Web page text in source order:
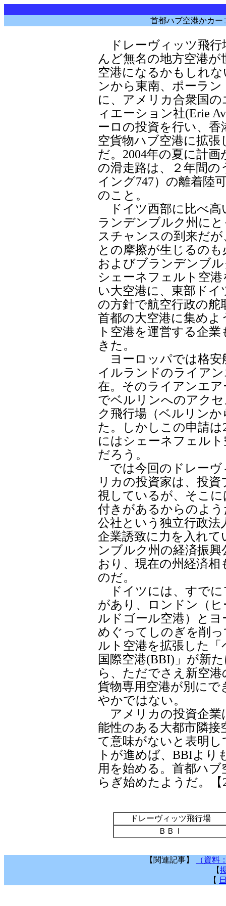
首都ハブ空港かカー
ドレーヴィッツ飛行
んど無名の地方空港
空港になるかもしれ
ンから東南、ポーラ
に、アメリカ合衆国
ィエーション社(Erie
ーロの投資を行い、
空貨物ハブ空港に拡
だ。2004年の夏に計
の滑走路は、２年間
イング747）の離着陸
のこと。
ドイツ西部に比べ高
ランデンブルク州に
スチャンスの到来だ
との摩擦が生じるの
およびブランデンブ
シェーネフェルト空
い大空港に、東部ド
の方針で航空行政の
首都の大空港に集め
ト空港を運営する企
きた。
ヨーロッパでは格安
イルランドのライア
在。そのライアンエ
でベルリンへのアク
ク飛行場（ベルリン
た。しかしこの申請は
にはシェーネフェル
だろう。
では今回のドレーヴ
リカの投資家は、投
視しているが、そこ
付きがあるからのよ
公社という独立行政
企業誘致に力を入れて
ンブルク州の経済振
おり、現在の州経済
のだ。
ドイツには、すでに
があり、ロンドン（
ルドゴール空港）と
めぐってしのぎを削
ルト空港を拡張した
国際空港(BBI)」が新
ら、ただでさえ新空
貨物専用空港が別に
やかではない。
アメリカの投資企業
能性のある大都市隣
て意味がないと表明
トが進めば、BBIより
用を始める。首都ハ
らぎ始めたようだ。【
ドレーヴィッツ飛行場
ＢＢＩ
【関連記事】
（資料
【
【